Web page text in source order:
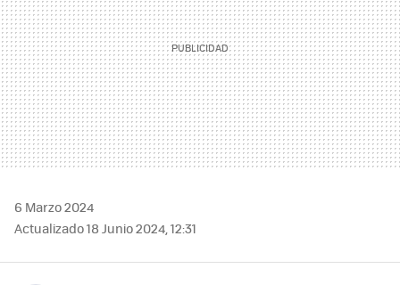
6 Marzo 2024
Actualizado 18 Junio 2024, 12:31